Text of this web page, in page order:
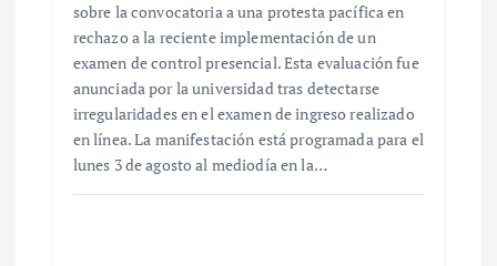
sobre la convocatoria a una protesta pacífica en
rechazo a la reciente implementación de un
examen de control presencial. Esta evaluación fue
anunciada por la universidad tras detectarse
irregularidades en el examen de ingreso realizado
en línea. La manifestación está programada para el
lunes 3 de agosto al mediodía en la…